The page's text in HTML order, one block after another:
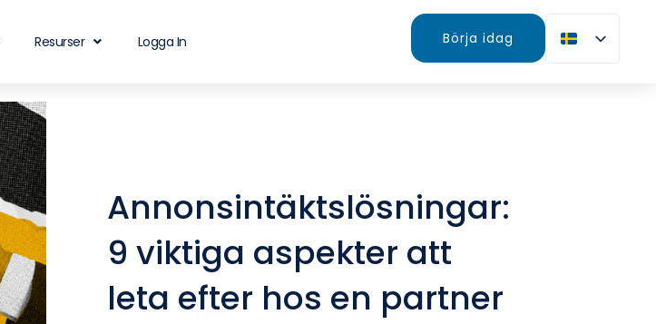
Resurser Logga In Börja idag
Annonsintäktslösningar:
9 viktiga aspekter att
leta efter hos en partner